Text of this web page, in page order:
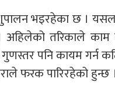
भइरहेका छ ।
तरिकाले काम
पनि कायम गर्न
फरक पारिरहेको हुन्छ ।